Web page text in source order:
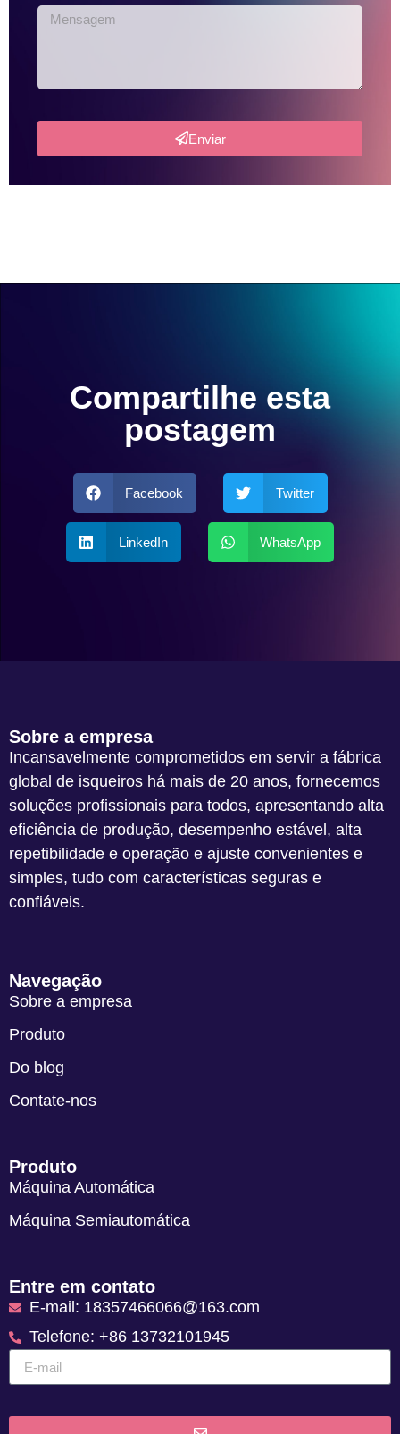
Enviar
Compartilhe esta
postagem
Facebook Twitter
LinkedIn WhatsApp
Sobre a empresa
Incansavelmente comprometidos em servir a fábrica
global de isqueiros há mais de 20 anos, fornecemos
soluções profissionais para todos, apresentando alta
eficiência de produção, desempenho estável, alta
repetibilidade e operação e ajuste convenientes e
simples, tudo com características seguras e
confiáveis.
Navegação
Sobre a empresa
Produto
Do blog
Contate-nos
Produto
Máquina Automática
Máquina Semiautomática
Entre em contato
E-mail: 18357466066@163.com
Telefone: +86 13732101945